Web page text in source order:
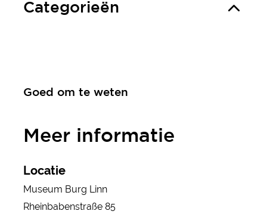
Categorieën
Goed om te weten
Meer informatie
Locatie
Museum Burg Linn
Rheinbabenstraße 85